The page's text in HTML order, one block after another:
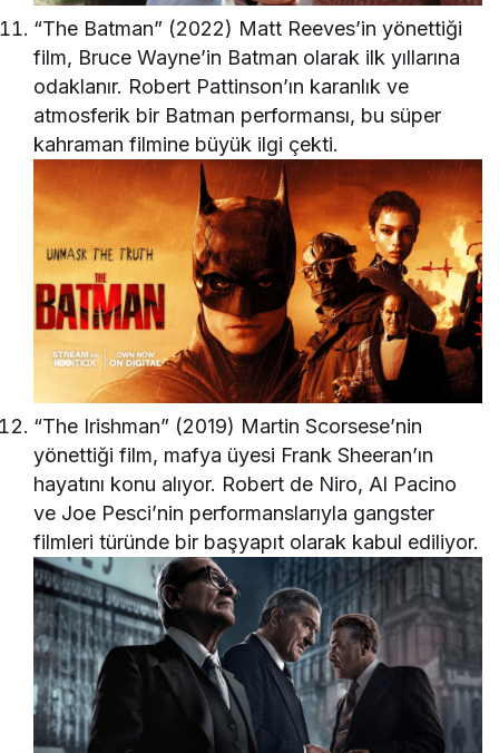
“The Batman” (2022) Matt Reeves’in yönettiği
film, Bruce Wayne’in Batman olarak ilk yıllarına
odaklanır. Robert Pattinson’ın karanlık ve
atmosferik bir Batman performansı, bu süper
kahraman filmine büyük ilgi çekti.
“The Irishman” (2019) Martin Scorsese’nin
yönettiği film, mafya üyesi Frank Sheeran’ın
hayatını konu alıyor. Robert de Niro, Al Pacino
ve Joe Pesci’nin performanslarıyla gangster
filmleri türünde bir başyapıt olarak kabul ediliyor.